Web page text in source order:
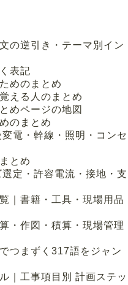
の逆引き・テーマ別イン
表記
めのまとめ
える人のまとめ
めページの地図
のまとめ
電・幹線・照明・コンセ
とめ
定・許容電流・接地・支
｜書籍・工具・現場用品
・作図・積算・現場管理
つまずく317語をジャン
｜工事項目別 計画ステッ